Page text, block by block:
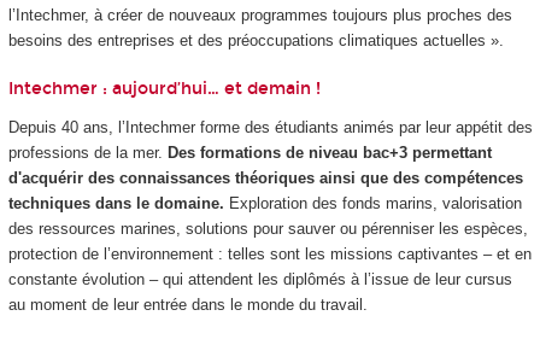
l’Intechmer, à créer de nouveaux programmes toujours plus proches des
besoins des entreprises et des préoccupations climatiques actuelles ».
Intechmer : aujourd’hui… et demain !
Depuis 40 ans, l’Intechmer forme des étudiants animés par leur appétit des
professions de la mer. Des formations de niveau bac+3 permettant
d'acquérir des connaissances théoriques ainsi que des compétences
techniques dans le domaine. Exploration des fonds marins, valorisation
des ressources marines, solutions pour sauver ou pérenniser les espèces,
protection de l’environnement : telles sont les missions captivantes – et en
constante évolution – qui attendent les diplômés à l’issue de leur cursus
au moment de leur entrée dans le monde du travail.